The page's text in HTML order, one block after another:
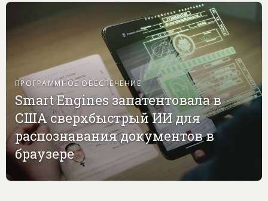
ПРОГРАММНОЕ ОБЕСПЕЧЕНИЕ
Smart Engines запатентовала в
США сверхбыстрый ИИ для
распознавания документов в
браузере